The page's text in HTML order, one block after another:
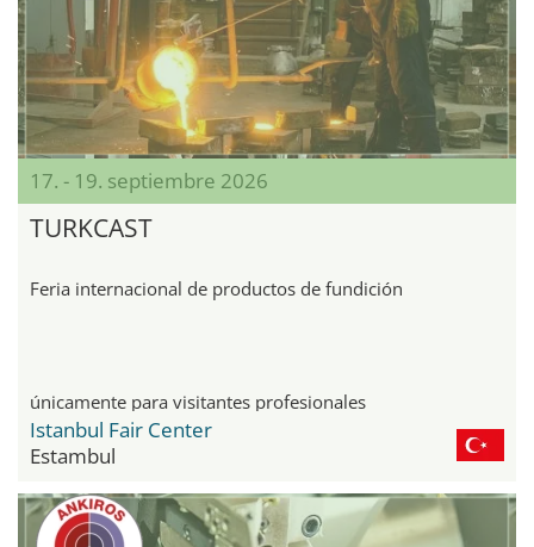
17. - 19. septiembre 2026
TURKCAST
Feria internacional de productos de fundición
únicamente para visitantes profesionales
Istanbul Fair Center
Estambul